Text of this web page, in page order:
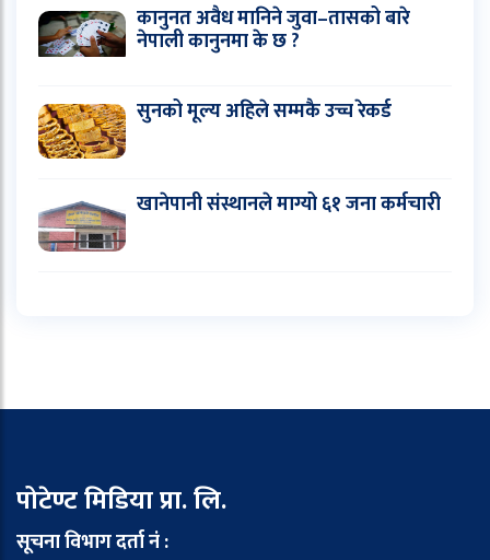
कानुनत अवैध मानिने जुवा–तासको बारे
नेपाली कानुनमा के छ ?
सुनको मूल्य अहिले सम्मकै उच्च रेकर्ड
खानेपानी संस्थानले माग्यो ६१ जना कर्मचारी
पोटेण्ट मिडिया प्रा. लि.
सूचना विभाग दर्ता नं :